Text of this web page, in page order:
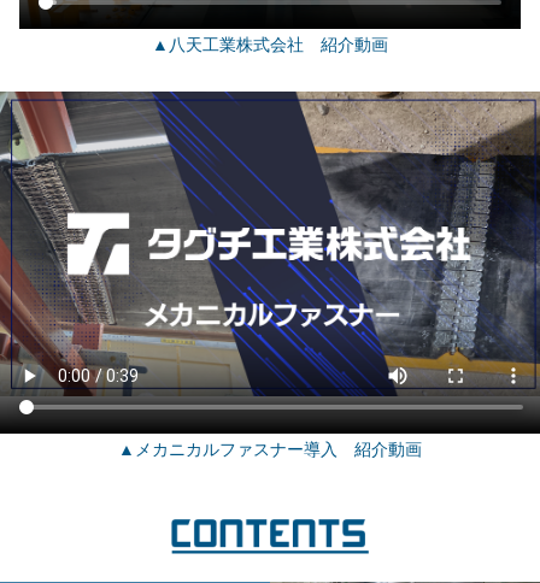
▲八天工業株式会社 紹介動画
▲メカニカルファスナー導入 紹介動画